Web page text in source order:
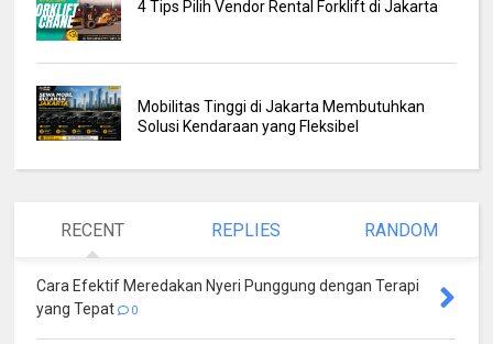
4 Tips Pilih Vendor Rental Forklift di Jakarta
Mobilitas Tinggi di Jakarta Membutuhkan
Solusi Kendaraan yang Fleksibel
RECENT REPLIES RANDOM
Cara Efektif Meredakan Nyeri Punggung dengan Terapi
yang Tepat
0